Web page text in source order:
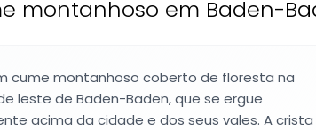
montanhoso em Baden-
cume montanhoso coberto de floresta na
leste de Baden-Baden, que se ergue
acima da cidade e dos seus vales. A crista